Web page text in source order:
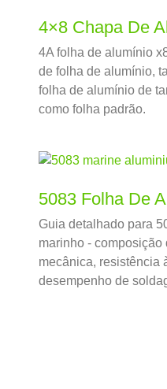
4×8 Chapa De
4A folha de alumínio
de folha de alumínio,
folha de alumínio de
como folha padrão.
5083 Folha De
Guia detalhado para
marinho - composição
mecânica, resistência
desempenho de